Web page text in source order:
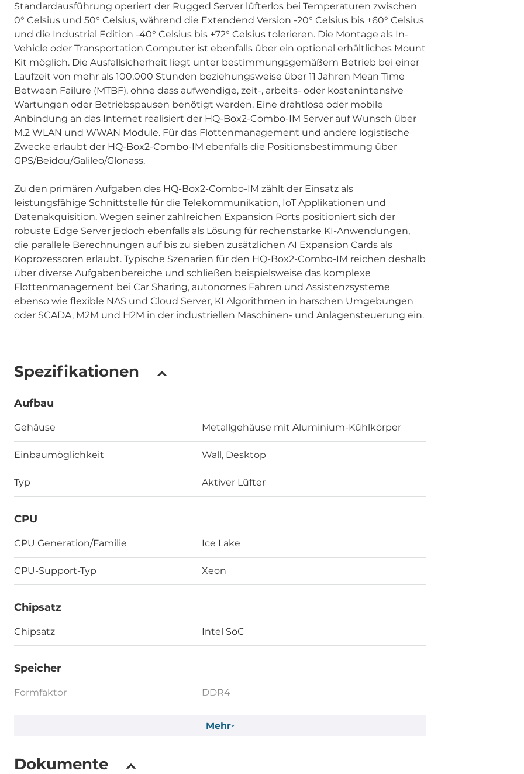
Standardausführung operiert der Rugged Server lüfterlos bei Temperaturen zwischen
0° Celsius und 50° Celsius, während die Extendend Version -20° Celsius bis +60° Celsius
und die Industrial Edition -40° Celsius bis +72° Celsius tolerieren. Die Montage als In-
Vehicle oder Transportation Computer ist ebenfalls über ein optional erhältliches Mount
Kit möglich. Die Ausfallsicherheit liegt unter bestimmungsgemäßem Betrieb bei einer
Laufzeit von mehr als 100.000 Stunden beziehungsweise über 11 Jahren Mean Time
Between Failure (MTBF), ohne dass aufwendige, zeit-, arbeits- oder kostenintensive
Wartungen oder Betriebspausen benötigt werden. Eine drahtlose oder mobile
Anbindung an das Internet realisiert der HQ-Box2-Combo-IM Server auf Wunsch über
M.2 WLAN und WWAN Module. Für das Flottenmanagement und andere logistische
Zwecke erlaubt der HQ-Box2-Combo-IM ebenfalls die Positionsbestimmung über
GPS/Beidou/Galileo/Glonass.
Zu den primären Aufgaben des HQ-Box2-Combo-IM zählt der Einsatz als
leistungsfähige Schnittstelle für die Telekommunikation, IoT Applikationen und
Datenakquisition. Wegen seiner zahlreichen Expansion Ports positioniert sich der
robuste Edge Server jedoch ebenfalls als Lösung für rechenstarke KI-Anwendungen,
die parallele Berechnungen auf bis zu sieben zusätzlichen AI Expansion Cards als
Koprozessoren erlaubt. Typische Szenarien für den HQ-Box2-Combo-IM reichen deshalb
über diverse Aufgabenbereiche und schließen beispielsweise das komplexe
Flottenmanagement bei Car Sharing, autonomes Fahren und Assistenzsysteme
ebenso wie flexible NAS und Cloud Server, KI Algorithmen in harschen Umgebungen
oder SCADA, M2M und H2M in der industriellen Maschinen- und Anlagensteuerung ein.
Spezifikationen
Aufbau
Gehäuse Metallgehäuse mit Aluminium-Kühlkörper
Einbaumöglichkeit Wall, Desktop
Typ Aktiver Lüfter
CPU
CPU Generation/Familie Ice Lake
CPU-Support-Typ Xeon
Chipsatz
Chipsatz Intel SoC
Speicher
Formfaktor DDR4
Yes
Mehr
Dokumente